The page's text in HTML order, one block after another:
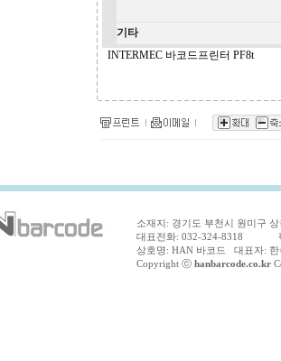
기타
INTERMEC 바코드프린터 PF8t
소재지: 경기도 부천시 원미구
대표전화: 032-324-8318 팩
상호명: HAN 바코드 대표자:
Copyright ⓒ hanbarcode.co.kr